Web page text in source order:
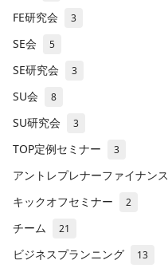
FE研究会 3
SE会 5
SE研究会 3
SU会 8
SU研究会 3
TOP定例セミナー 3
アントレプレナーファイナンス
キックオフセミナー 2
チーム 21
ビジネスプランニング 13